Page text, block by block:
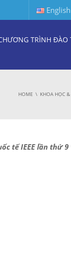
English
TRÌNH ĐÀO
HOME KHOA HỌC
tế IEEE lần thứ